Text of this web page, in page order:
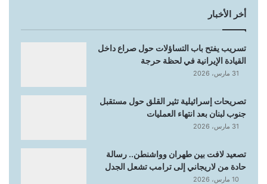
أخر الأخبار
تسريب يفتح باب التساؤلات حول صراع داخل
القيادة الإيرانية في لحظة حرجة
31 مارس، 2026
تصريحات إسرائيلية تثير القلق حول مستقبل
جنوب لبنان بعد انتهاء العمليات
31 مارس، 2026
تصعيد لافت بين طهران وواشنطن.. رسالة
حادة من لاريجاني إلى ترامب تشعل الجدل
10 مارس، 2026